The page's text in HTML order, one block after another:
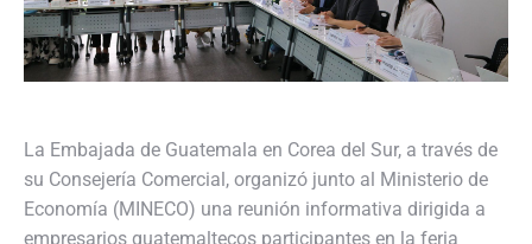
La Embajada de Guatemala en Corea del Sur, a través de
su Consejería Comercial, organizó junto al Ministerio de
Economía (MINECO) una reunión informativa dirigida a
empresarios guatemaltecos participantes en la feria